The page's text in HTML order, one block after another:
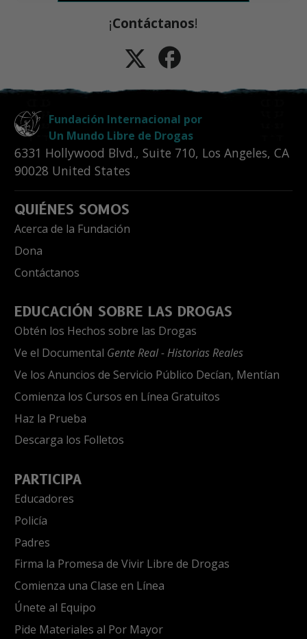
¡Contáctanos!
Fundación Internacional por
Un Mundo Libre de Drogas
6331 Hollywood Blvd., Suite 710, Los Angeles, CA
90028 United States
QUIÉNES SOMOS
Acerca de la Fundación
Dona
Contáctanos
EDUCACIÓN SOBRE LAS DROGAS
Obtén los Hechos sobre las Drogas
Ve el Documental Gente Real - Historias Reales
Ve los Anuncios de Servicio Público Decían, Mentían
Comienza los Cursos en Línea Gratuitos
Haz la Prueba
Descarga los Folletos
PARTICIPA
Educadores
Policía
Padres
Firma la Promesa de Vivir Libre de Drogas
Comienza una Clase en Línea
Únete al Equipo
Pide Materiales al Por Mayor